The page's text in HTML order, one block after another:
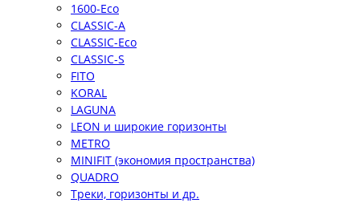
1600-Eco
CLASSIC-A
CLASSIC-Eco
CLASSIC-S
FITO
KORAL
LAGUNA
LEON и широкие горизонты
METRO
MINIFIT (экономия пространства)
QUADRO
Треки, горизонты и др.